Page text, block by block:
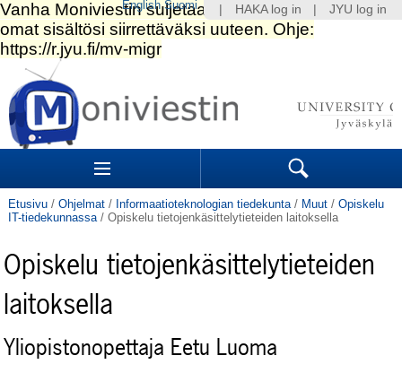
Siirry
sisältöön.
|
Siirry
navigointiin
Sections Search
Etusivu / Ohjelmat / Informaatioteknologian tiedekunta / Muut / Opiskelu
IT-tiedekunnassa / Opiskelu tietojenkäsittelytieteiden laitoksella
Opiskelu tietojenkäsittelytieteiden
laitoksella
Yliopistonopettaja Eetu Luoma
HAKA log in JYU log in
English Suomi